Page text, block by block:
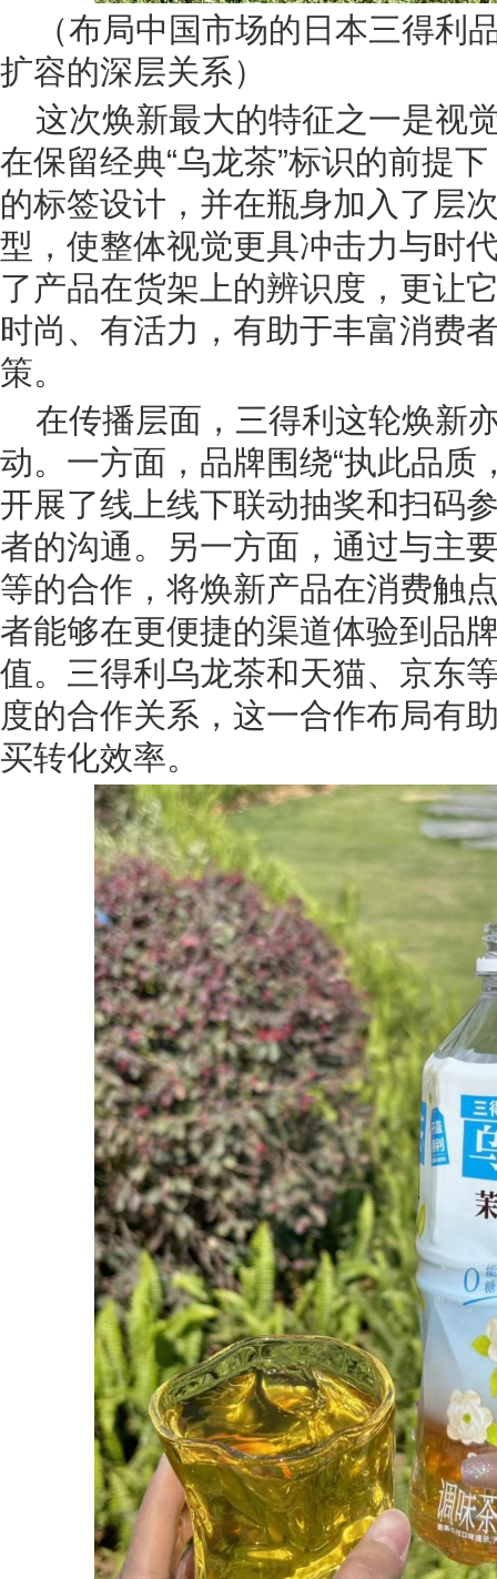
（布局中国市场的日本三得利
扩容的深层关系）
这次焕新最大的特征之一是视
在保留经典“乌龙茶”标识的前提
的标签设计，并在瓶身加入了层
型，使整体视觉更具冲击力与时
了产品在货架上的辨识度，更让
时尚、有活力，有助于丰富消费
策。
在传播层面，三得利这轮焕新
动。一方面，品牌围绕“执此品质
开展了线上线下联动抽奖和扫码
者的沟通。另一方面，通过与主
等的合作，将焕新产品在消费触
者能够在更便捷的渠道体验到品
值。三得利乌龙茶和天猫、京东
度的合作关系，这一合作布局有
买转化效率。